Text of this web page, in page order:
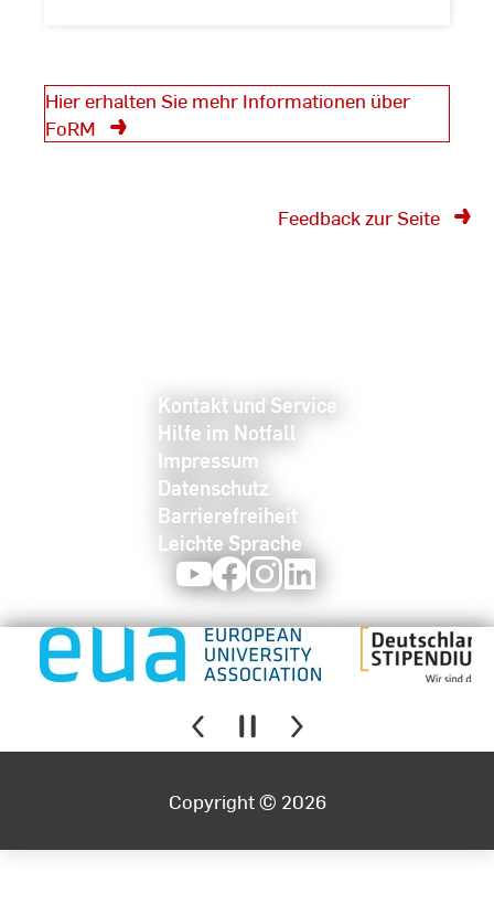
Hier erhalten Sie mehr Informationen über
FoRM
Feedback zur Seite
Kontakt und Service
Hilfe im Notfall
Impressum
Datenschutz
Barrierefreiheit
Leichte Sprache
YoutubeFacebookInstagram
Copyright © 2026